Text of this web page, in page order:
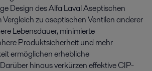
Design des Alfa Laval Aseptischen
Vergleich zu aseptischen Ventilen anderer
Lebensdauer, minimierte
Produktsicherheit und mehr
ermöglichen erhebliche
hinaus verkürzen effektive CIP-